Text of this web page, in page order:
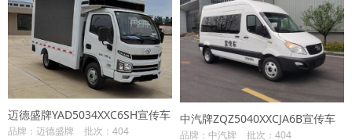
迈德盛牌YAD5034XXC6SH宣传车
品牌：迈德盛牌 批次：404
中汽牌ZQZ5040XXCJA6B宣传车
品牌：中汽牌 批次：404